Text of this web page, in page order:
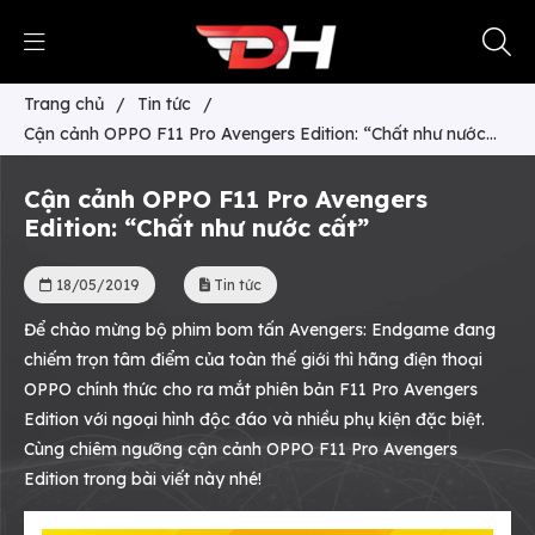
Trang chủ / Tin tức
/
Cận cảnh OPPO F11 Pro Avengers Edition: “Chất như nước
Cận cảnh OPPO F11 Pro Avengers
Edition: “Chất như nước cất”
18/05/2019 Tin tức
Để chào mừng bộ phim bom tấn Avengers: Endgame đang
chiếm trọn tâm điểm của toàn thế giới thì hãng điện thoại
OPPO chính thức cho ra mắt phiên bản F11 Pro Avengers
Edition với ngoại hình độc đáo và nhiều phụ kiện đặc biệt.
Cùng chiêm ngưỡng cận cảnh OPPO F11 Pro Avengers
Edition trong bài viết này nhé!